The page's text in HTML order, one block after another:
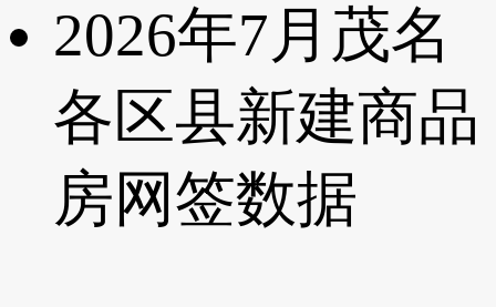
2026年7月茂名
各区县新建商品
房网签数据